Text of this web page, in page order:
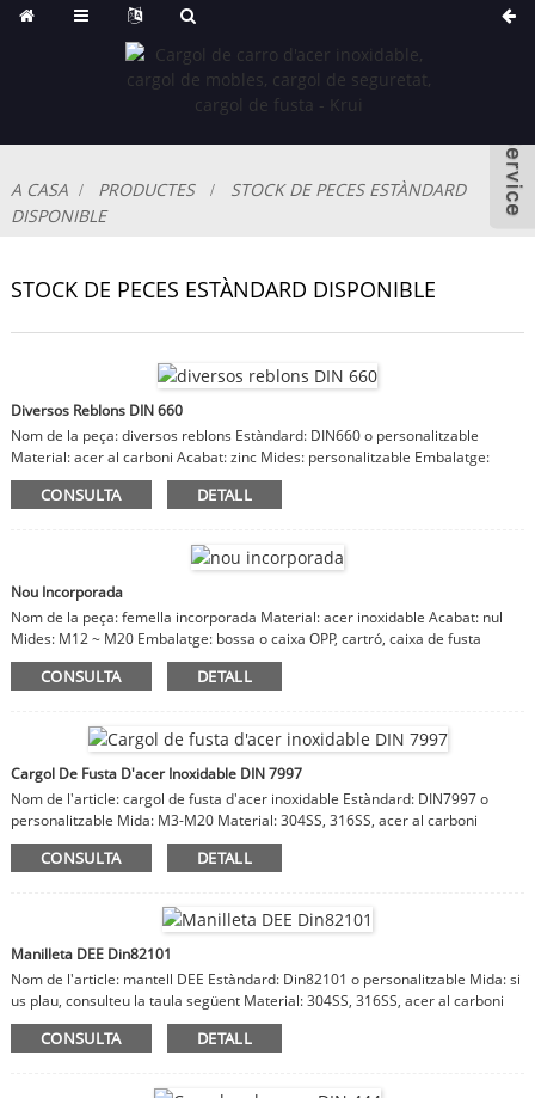
A CASA PRODUCTES
STOCK DE PECES ESTÀNDARD
DISPONIBLE
STOCK DE PECES ESTÀNDARD DISPONIBLE
Diversos Reblons DIN 660
Nom de la peça: diversos reblons Estàndard: DIN660 o personalitzable
Material: acer al carboni Acabat: zinc Mides: personalitzable Embalatge:
bossa o caixa OPP, cartró, caixa de fusta Observacions: material, acabat,
mides són personalitzables
CONSULTA DETALL
Nou Incorporada
Nom de la peça: femella incorporada Material: acer inoxidable Acabat: nul
Mides: M12 ~ M20 Embalatge: bossa o caixa OPP, cartró, caixa de fusta
Observacions: material, acabat, mides són personalitzables
CONSULTA DETALL
Cargol De Fusta D'acer Inoxidable DIN 7997
Nom de l'article: cargol de fusta d'acer inoxidable Estàndard: DIN7997 o
personalitzable Mida: M3-M20 Material: 304SS, 316SS, acer al carboni
CONSULTA DETALL
Manilleta DEE Din82101
Nom de l'article: mantell DEE Estàndard: Din82101 o personalitzable Mida: si
us plau, consulteu la taula següent Material: 304SS, 316SS, acer al carboni
CONSULTA DETALL